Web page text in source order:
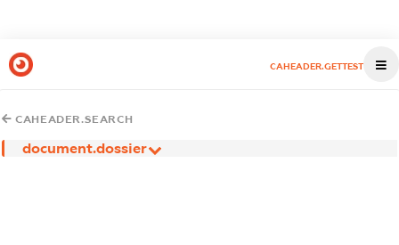
CAHEADER.GETTEST
CAHEADER.SEARCH
document.dossier